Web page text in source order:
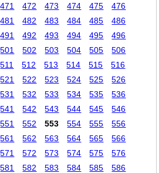
471 472 473 474 475
476
481 482 483 484 485
486
491 492 493 494 495
496
501 502 503 504 505
506
511 512 513 514 515
516
521 522 523 524 525
526
531 532 533 534 535
536
541 542 543 544 545
546
551 552 553 554 555
556
561 562 563 564 565
566
571 572 573 574 575
576
581 582 583 584 585
586